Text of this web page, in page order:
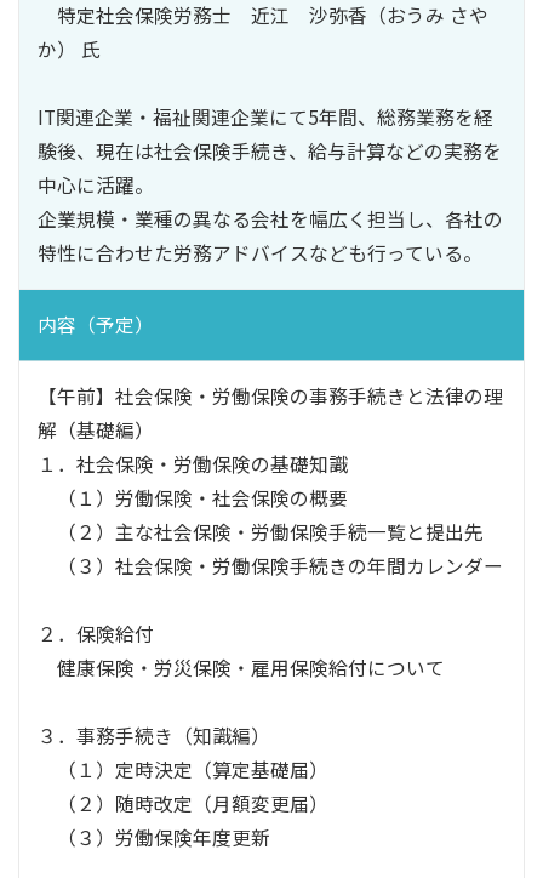
特定社会保険労務士 近江 沙弥香（おうみ さや
か） 氏
IT関連企業・福祉関連企業にて5年間、総務業務を経
験後、現在は社会保険手続き、給与計算などの実務を
中心に活躍。
企業規模・業種の異なる会社を幅広く担当し、各社の
特性に合わせた労務アドバイスなども行っている。
内容（予定）
【午前】社会保険・労働保険の事務手続きと法律の理
解（基礎編）
１．社会保険・労働保険の基礎知識
（１）労働保険・社会保険の概要
（２）主な社会保険・労働保険手続一覧と提出先
（３）社会保険・労働保険手続きの年間カレンダー
２．保険給付
健康保険・労災保険・雇用保険給付について
３．事務手続き（知識編）
（１）定時決定（算定基礎届）
（２）随時改定（月額変更届）
（３）労働保険年度更新